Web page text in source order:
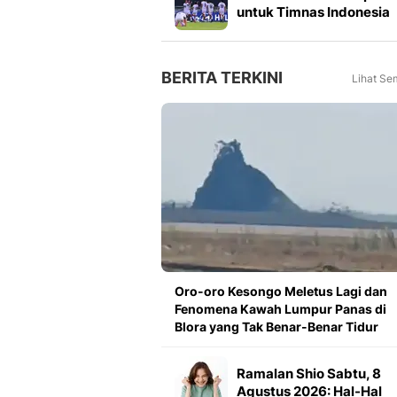
untuk Timnas Indonesia
BERITA TERKINI Lihat
Oro-oro Kesongo Meletus Lagi dan
Fenomena Kawah Lumpur Panas di
Blora yang Tak Benar-Benar Tidur
Ramalan Shio Sabtu, 8
Agustus 2026: Hal-Hal